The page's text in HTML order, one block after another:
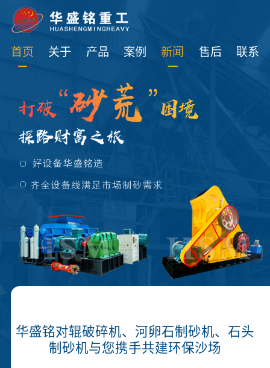
首页 关于 产品 案例 新闻 售后 联系
华盛铭对辊破碎机、河卵石制砂机、石头
制砂机与您携手共建环保沙场